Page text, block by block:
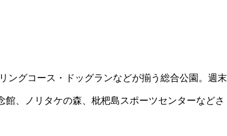
ングコース・ドッグランなどが揃う総合公園。週末
、ノリタケの森、枇杷島スポーツセンターなどさ